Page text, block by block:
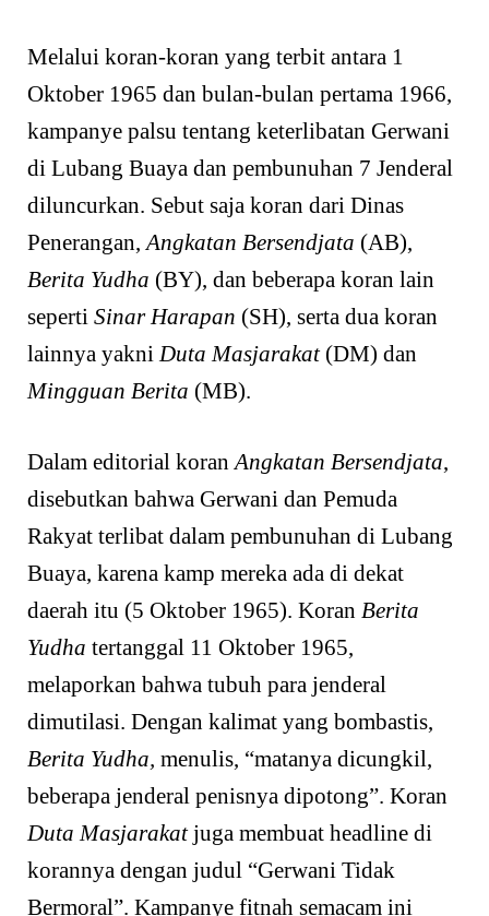
Melalui koran-koran yang terbit antara 1
Oktober 1965 dan bulan-bulan pertama 1966,
kampanye palsu tentang keterlibatan Gerwani
di Lubang Buaya dan pembunuhan 7 Jenderal
diluncurkan. Sebut saja koran dari Dinas
Penerangan,Angkatan Bersendjata (AB),
Berita Yudha (BY), dan beberapa koran lain
seperti Sinar Harapan (SH), serta dua koran
lainnya yakniDuta Masjarakat(DM) dan
Mingguan Berita (MB).
Dalam editorial koranAngkatan Bersendjata,
disebutkan bahwa Gerwani dan Pemuda
Rakyat terlibat dalam pembunuhan di Lubang
Buaya, karena kamp mereka ada di dekat
daerah itu (5 Oktober 1965). Koran Berita
Yudha tertanggal 11 Oktober 1965,
melaporkan bahwa tubuh para jenderal
dimutilasi. Dengan kalimat yang bombastis,
Berita Yudha, menulis, “matanya dicungkil,
beberapa jenderal penisnya dipotong”. Koran
Duta Masjarakatjuga membuat headline di
korannya dengan judul “Gerwani Tidak
Bermoral”. Kampanye fitnah semacam ini